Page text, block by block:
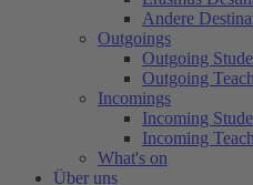
Andere
Outgoings
Outgoing
Outgoing
Incomings
Incoming
Incoming
What's on
Über uns